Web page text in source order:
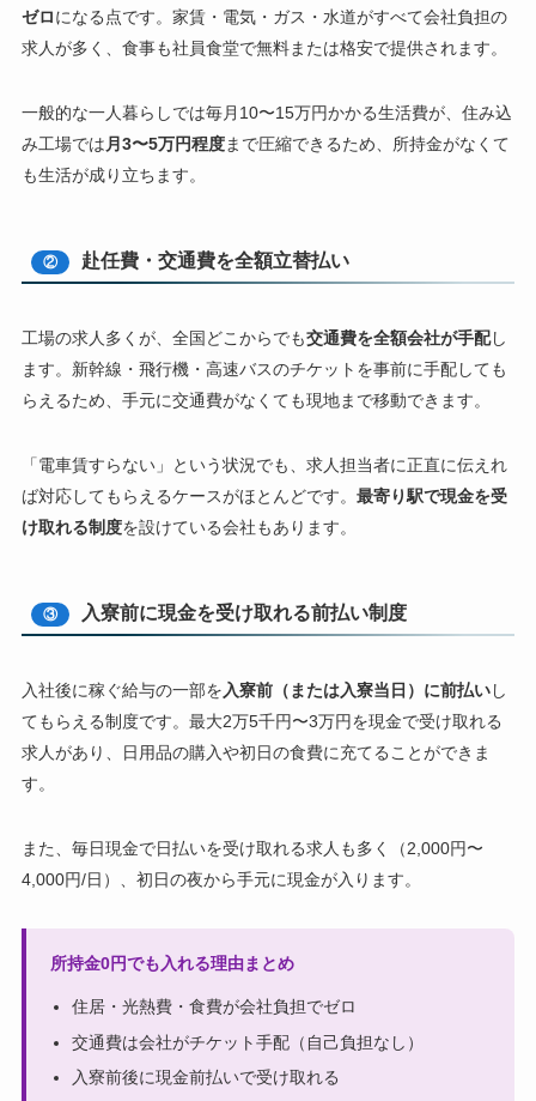
ゼロになる点です。家賃・電気・ガス・水道がすべて会社負担の
求人が多く、食事も社員食堂で無料または格安で提供されます。
一般的な一人暮らしでは毎月10〜15万円かかる生活費が、住み込
み工場では月3〜5万円程度まで圧縮できるため、所持金がなくて
も生活が成り立ちます。
② 赴任費・交通費を全額立替払い
工場の求人多くが、全国どこからでも交通費を全額会社が手配し
ます。新幹線・飛行機・高速バスのチケットを事前に手配しても
らえるため、手元に交通費がなくても現地まで移動できます。
「電車賃すらない」という状況でも、求人担当者に正直に伝えれ
ば対応してもらえるケースがほとんどです。 最寄り駅で現金を受
け取れる制度を設けている会社もあります。
③ 入寮前に現金を受け取れる前払い制度
入社後に稼ぐ給与の一部を入寮前（または入寮当日）に前払いし
てもらえる制度です。最大2万5千円〜3万円を現金で受け取れる
求人があり、日用品の購入や初日の食費に充てることができま
す。
また、毎日現金で日払いを受け取れる求人も多く（2,000円〜
4,000円/日）、初日の夜から手元に現金が入ります。
所持金0円でも入れる理由まとめ
住居・光熱費・食費が会社負担でゼロ
交通費は会社がチケット手配（自己負担なし）
入寮前後に現金前払いで受け取れる